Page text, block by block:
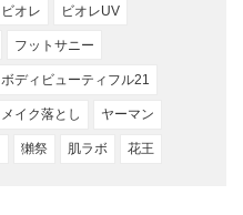
ビオレ ビオレUV
フットサニー
ボディビューティフル21
メイク落とし ヤーマン
獺祭 肌ラボ 花王